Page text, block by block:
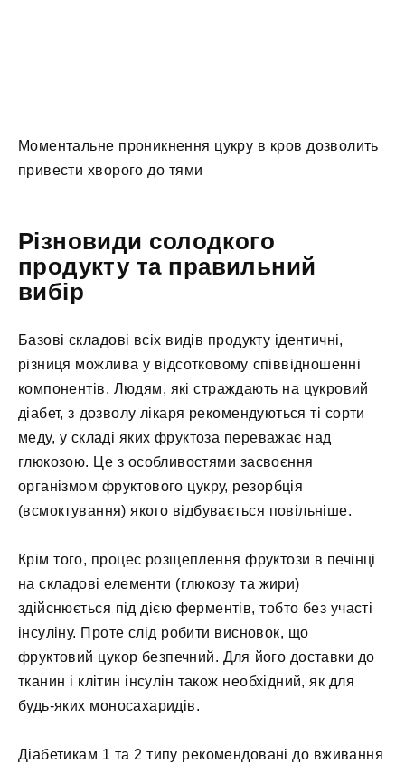
Моментальне проникнення цукру в кров дозволить
привести хворого до тями
Різновиди солодкого
продукту та правильний
вибір
Базові складові всіх видів продукту ідентичні,
різниця можлива у відсотковому співвідношенні
компонентів. Людям, які страждають на цукровий
діабет, з дозволу лікаря рекомендуються ті сорти
меду, у складі яких фруктоза переважає над
глюкозою. Це з особливостями засвоєння
організмом фруктового цукру, резорбція
(всмоктування) якого відбувається повільніше.
Крім того, процес розщеплення фруктози в печінці
на складові елементи (глюкозу та жири)
здійснюється під дією ферментів, тобто без участі
інсуліну. Проте слід робити висновок, що
фруктовий цукор безпечний. Для його доставки до
тканин і клітин інсулін також необхідний, як для
будь-яких моносахаридів.
Діабетикам 1 та 2 типу рекомендовані до вживання